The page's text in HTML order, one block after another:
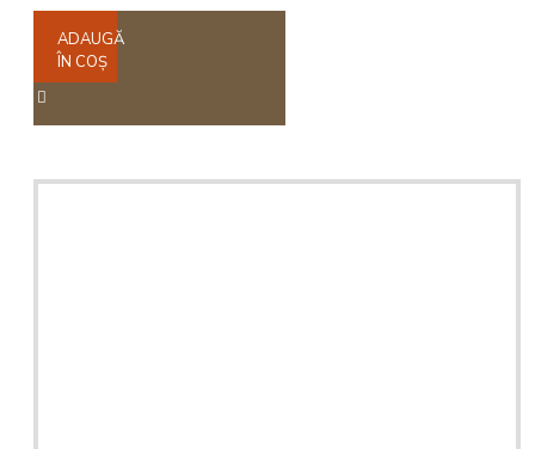
ADAUGĂ
ÎN COŞ